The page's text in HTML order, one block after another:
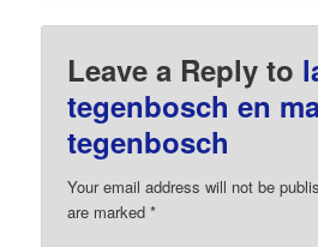
Leave a Reply to
tegenbosch en
tegenbosch
Your email address will not be
are marked*